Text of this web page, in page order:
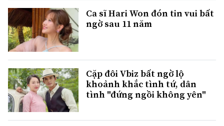
Ca sĩ Hari Won đón tin vui bất
ngờ sau 11 năm
Cặp đôi Vbiz bất ngờ lộ
khoảnh khắc tình tứ, dân
tình "đứng ngồi không yên"